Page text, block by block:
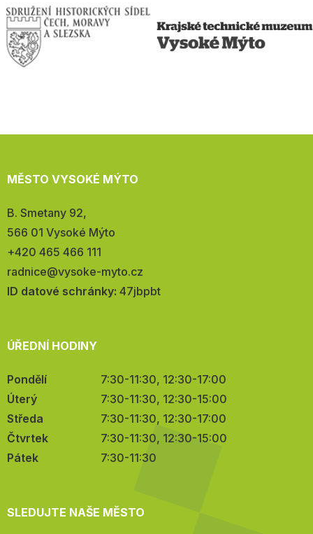
MĚSTO VYSOKÉ MÝTO
Adresa:
B. Smetany 92,
566 01 Vysoké Mýto
Telefon:
+420 465 466 111
E-
mail:
radnice@vysoke-myto.cz
ID datové schránky: 47jbpbt
ÚŘEDNÍ HODINY
Pondělí
7:30-11:30, 12:30-17:00
Úterý
7:30-11:30, 12:30-15:00
Středa
7:30-11:30, 12:30-17:00
Čtvrtek
7:30-11:30, 12:30-15:00
Pátek
7:30-11:30
SLEDUJTE NAŠE MĚSTO